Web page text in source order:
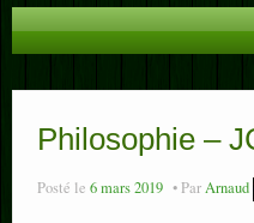
Infos
Contact
Philosophie –
Posté le 6 mars 2019 ParArnaud